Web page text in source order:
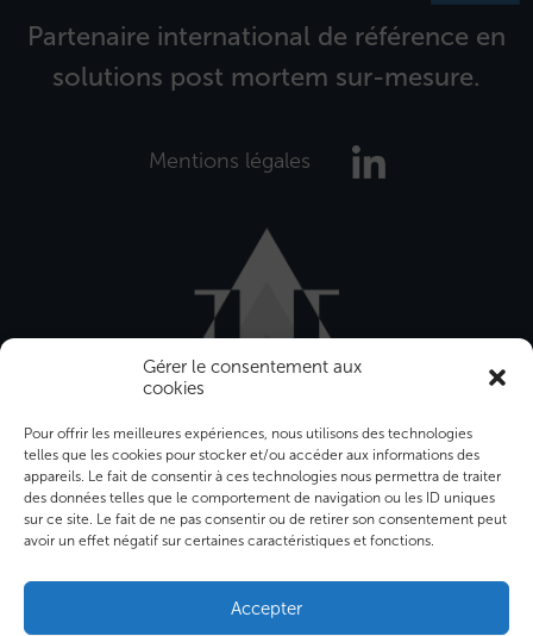
Gérer le consentement aux
cookies
Pour offrir les meilleures expériences, nous utilisons des technologies
telles que les cookies pour stocker et/ou accéder aux informations des
appareils. Le fait de consentir à ces technologies nous permettra de traiter
des données telles que le comportement de navigation ou les ID uniques
sur ce site. Le fait de ne pas consentir ou de retirer son consentement peut
avoir un effet négatif sur certaines caractéristiques et fonctions.
Accepter
Partenaire international de référence en
solutions post mortem sur-mesure.
Mentions légales
12-16 rue Sarah Bernhardt
92600 ASNIERES SUR SEINE - FRANCE